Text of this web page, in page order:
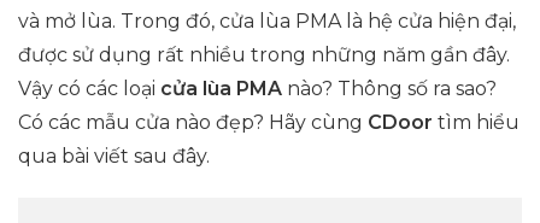
và mở lùa. Trong đó, cửa lùa PMA là hệ cửa hiện đại,
được sử dụng rất nhiều trong những năm gần đây.
Vậy có các loại cửa lùa PMA nào? Thông số ra sao?
Có các mẫu cửa nào đẹp? Hãy cùng CDoor tìm hiểu
qua bài viết sau đây.